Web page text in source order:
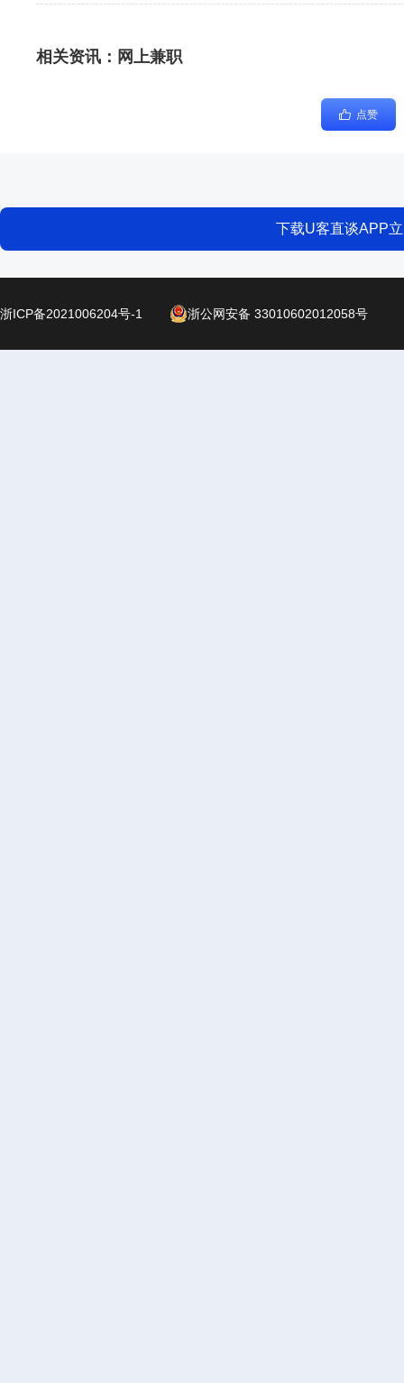
相关资讯： 网上兼职
点赞
下载U客直谈APP
浙ICP备2021006204号-1 浙公网安备 33010602012058号